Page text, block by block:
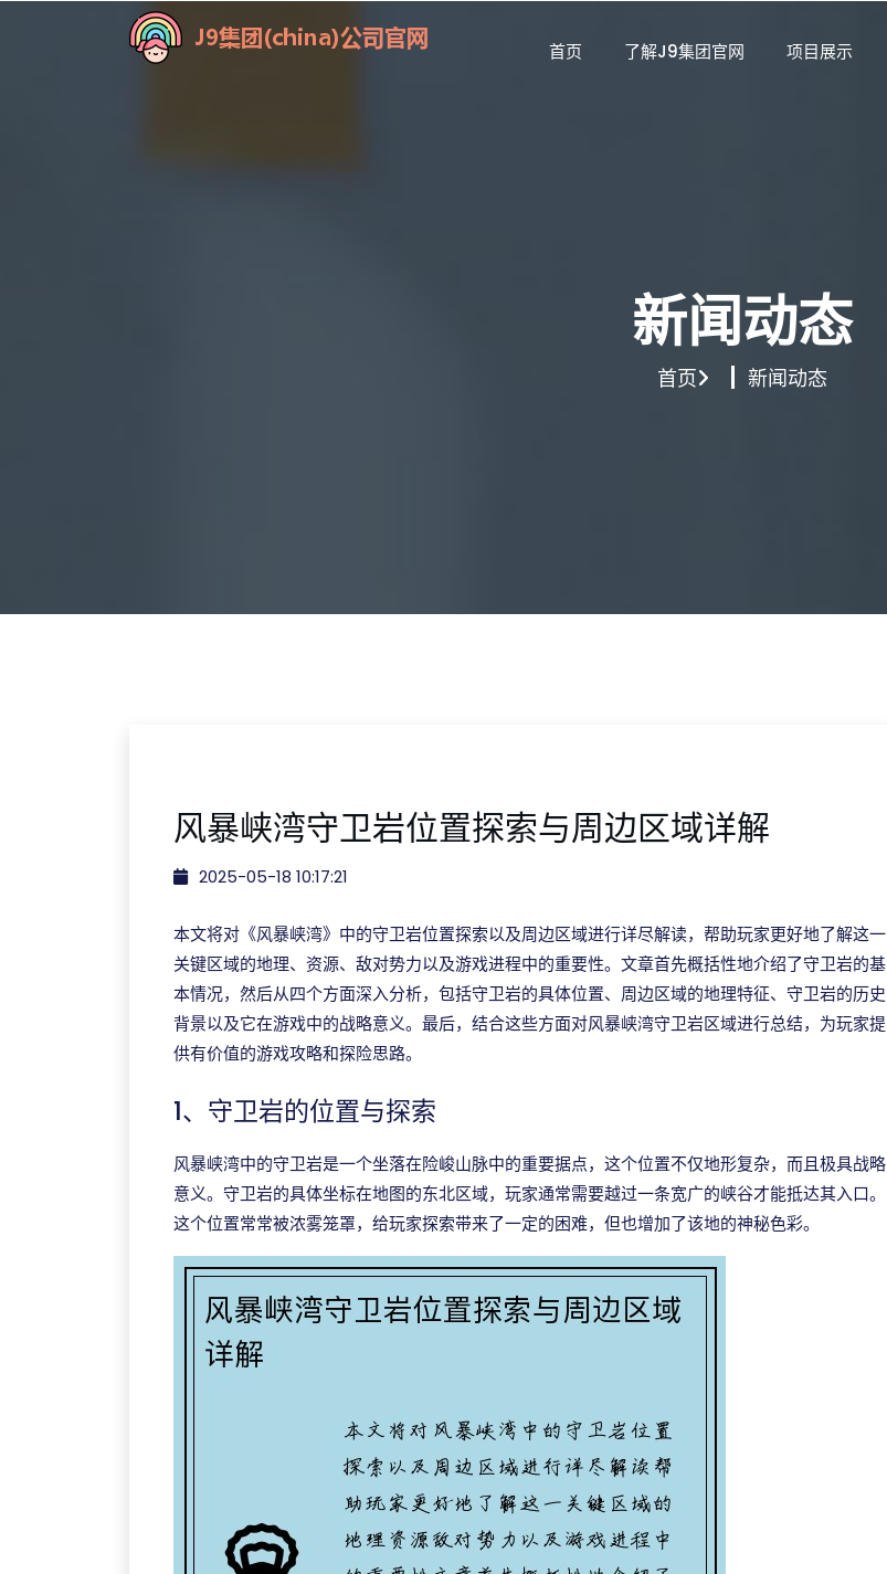
首页 了解J9集团官网 项目展示
新闻动态
首页 新闻动态
风暴峡湾守卫岩位置探索与周边区域详解
2025-05-18 10:17:21
本文将对《风暴峡湾》中的守卫岩位置探索以及周边区域进行详尽解读，帮助玩家更好地了解这一
关键区域的地理、资源、敌对势力以及游戏进程中的重要性。文章首先概括性地介绍了守卫岩的基
本情况，然后从四个方面深入分析，包括守卫岩的具体位置、周边区域的地理特征、守卫岩的历史
背景以及它在游戏中的战略意义。最后，结合这些方面对风暴峡湾守卫岩区域进行总结，为玩家提
供有价值的游戏攻略和探险思路。
1、守卫岩的位置与探索
风暴峡湾中的守卫岩是一个坐落在险峻山脉中的重要据点，这个位置不仅地形复杂，而且极具战略
意义。守卫岩的具体坐标在地图的东北区域，玩家通常需要越过一条宽广的峡谷才能抵达其入口。
这个位置常常被浓雾笼罩，给玩家探索带来了一定的困难，但也增加了该地的神秘色彩。